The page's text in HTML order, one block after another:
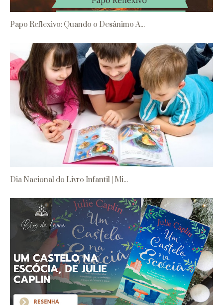
Papo Reflexivo: Quando o Desânimo A...
Dia Nacional do Livro Infantil | Mi...